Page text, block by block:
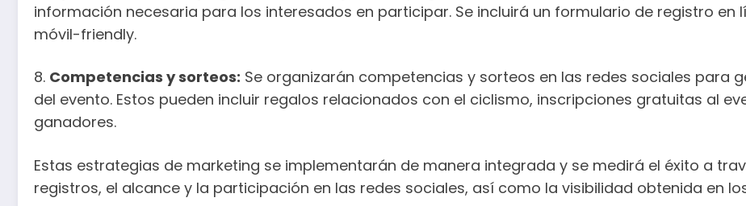
información necesaria para los interesados ​​en participar. Se incluirá un formulario de registro en
móvil-friendly.
8. Competencias y sorteos: Se organizarán competencias y sorteos en las redes sociales para
del evento. Estos pueden incluir regalos relacionados con el ciclismo, inscripciones gratuitas al
ganadores.
Estas estrategias de marketing se implementarán de manera integrada y se medirá el éxito a
registros, el alcance y la participación en las redes sociales, así como la visibilidad obtenida en